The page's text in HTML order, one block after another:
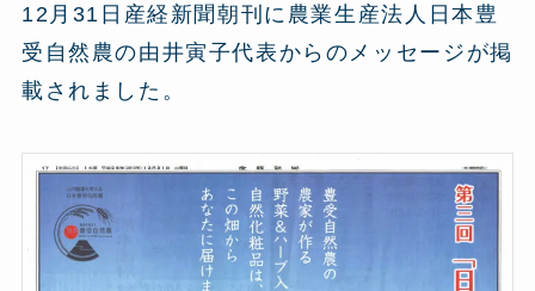
12月31日産経新聞朝刊に農業生産法人日本豊
受自然農の由井寅子代表からのメッセージが掲
載されました。